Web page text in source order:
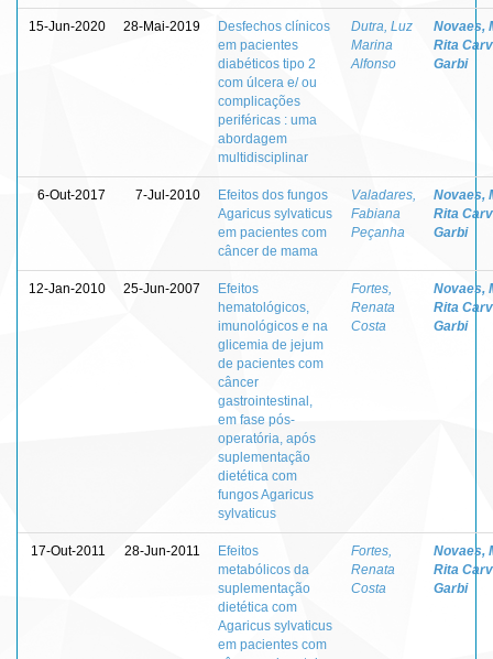
15-Jun-2020 28-Mai-2019
Desfechos clínicos
em pacientes
diabéticos tipo 2
com úlcera e/ ou
complicações
periféricas : uma
abordagem
multidisciplinar
Dutra, Luz
Marina
Alfonso
Novaes,
Rita
Garbi
6-Out-2017 7-Jul-2010
Efeitos dos fungos
Agaricus sylvaticus
em pacientes com
câncer de mama
Valadares,
Fabiana
Peçanha
Novaes,
Rita
Garbi
12-Jan-2010 25-Jun-2007
Efeitos
hematológicos,
imunológicos e na
glicemia de jejum
de pacientes com
câncer
gastrointestinal,
em fase pós-
operatória, após
suplementação
dietética com
fungos Agaricus
sylvaticus
Fortes,
Renata
Costa
Novaes,
Rita
Garbi
17-Out-2011 28-Jun-2011
Efeitos
metabólicos da
suplementação
dietética com
Agaricus sylvaticus
em pacientes com
Fortes,
Renata
Costa
Novaes,
Rita
Garbi